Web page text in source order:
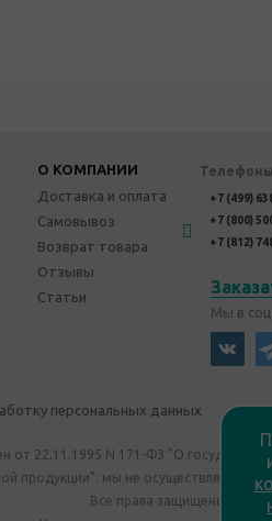
О КОМПАНИИ
Доставка и оплата
Самовывоз
Возврат товара
Отзывы
Статьи
+7 (499)
+7 (800)
+7 (812)
Мы в
персональных данных
от 22.11.1995 N 171-ФЗ "О
продукции": мы не осуществляем
Все права защищены